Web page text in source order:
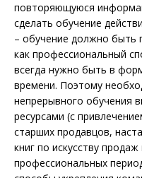
повторяющуюся
сделать обучение
– обучение должно быть
как профессиональный
всегда нужно быть в
времени. Поэтому
непрерывного обучения
ресурсами (с
старших продавцов,
книг по искусству продаж
профессиональных